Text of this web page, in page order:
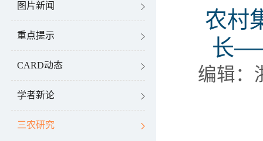
图片新闻
重点提示
CARD动态
学者新论
三农研究
农村
长
编辑：